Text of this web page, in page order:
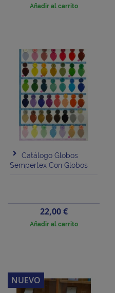
Añadir al carrito
Catálogo Globos
Sempertex Con Globos
Precio
22,00 €
Añadir al carrito
NUEVO